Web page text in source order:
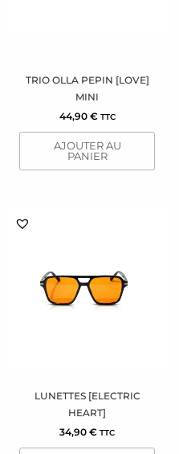
TRIO OLLA PEPIN [LOVE]
MINI
44,90 € TTC
AJOUTER AU
PANIER
LUNETTES [ELECTRIC
HEART]
34,90 € TTC